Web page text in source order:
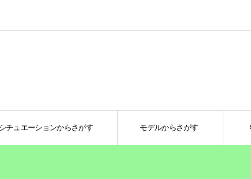
シチュエーションからさがす モデルからさがす